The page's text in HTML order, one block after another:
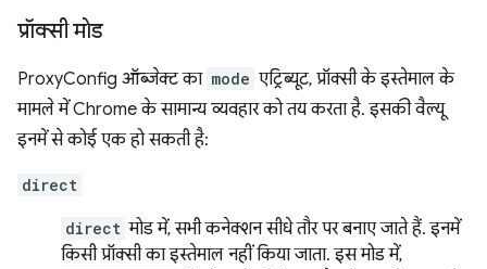
प्रॉक्सी मोड
ProxyConfig ऑब्जेक्ट का mode एट्रिब्यूट, प्रॉक्सी के इस्तेमाल के
मामले में Chrome के सामान्य व्यवहार को तय करता है. इसकी वैल्यू
इनमें से कोई एक हो सकती है:
direct
direct मोड में, सभी कनेक्शन सीधे तौर पर बनाए जाते हैं. इनमें
किसी प्रॉक्सी का इस्तेमाल नहीं किया जाता. इस मोड में,